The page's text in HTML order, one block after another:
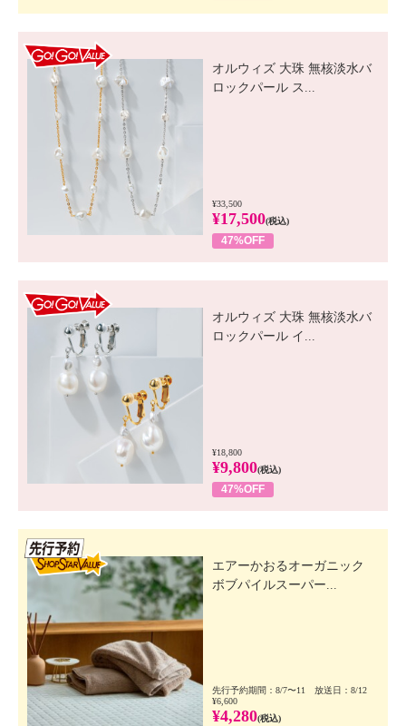
オルウィズ 大珠 無核淡水バ
ロックパール ス...
¥33,500
¥17,500(税込)
47%OFF
オルウィズ 大珠 無核淡水バ
ロックパール イ...
¥18,800
¥9,800(税込)
47%OFF
エアーかおるオーガニック
ボブパイルスーパー...
先行予約期間：8/7〜11 放送日：8/12
¥6,600
¥4,280(税込)